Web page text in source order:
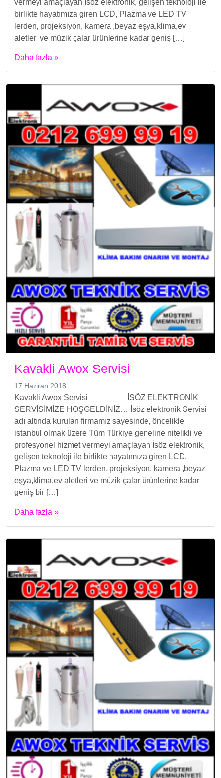
vermeyi amaçlayan İsöz elektronik, gelişen teknoloji ile
birlikte hayatımıza giren LCD, Plazma ve LED TV
lerden, projeksiyon, kamera ,beyaz eşya,klima,ev
aletleri ve müzik çalar ürünlerine kadar geniş […]
Daha fazla »
Kavakli Awox Servisi
17 Haziran 2018
Kavakli Awox Servisi İSÖZ ELEKTRONİK
SERVİSİMİZE HOŞGELDİNİZ… İsöz elektronik Servisi
adı altında kurulan firmamız sayesinde, öncelikle
istanbul olmak üzere Tüm Türkiye geneline nitelikli ve
profesyonel hizmet vermeyi amaçlayan İsöz elektronik,
gelişen teknoloji ile birlikte hayatımıza giren LCD,
Plazma ve LED TV lerden, projeksiyon, kamera ,beyaz
eşya,klima,ev aletleri ve müzik çalar ürünlerine kadar
geniş bir […]
Daha fazla »